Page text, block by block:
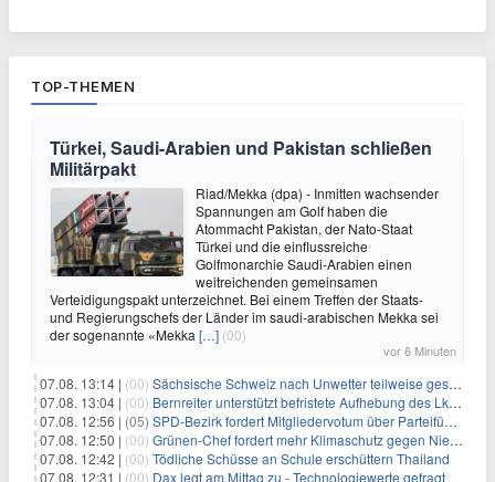
TOP-THEMEN
Türkei, Saudi-Arabien und Pakistan schließen
Militärpakt
Riad/Mekka (dpa) - Inmitten wachsender
Spannungen am Golf haben die
Atommacht Pakistan, der Nato-Staat
Türkei und die einflussreiche
Golfmonarchie Saudi-Arabien einen
weitreichenden gemeinsamen
Verteidigungspakt unterzeichnet. Bei einem Treffen der Staats-
und Regierungschefs der Länder im saudi-arabischen Mekka sei
der sogenannte «Mekka […] (00)
vor 6 Minuten
07.08. 13:14 | (00) Sächsische Schweiz nach Unwetter teilweise gesperrt
07.08. 13:04 | (00) Bernreiter unterstützt befristete Aufhebung des Lkw-Fahrverbots
07.08. 12:56 | (05) SPD-Bezirk fordert Mitgliedervotum über Parteiführung
07.08. 12:50 | (00) Grünen-Chef fordert mehr Klimaschutz gegen Niedrigwasser
07.08. 12:42 | (00) Tödliche Schüsse an Schule erschüttern Thailand
07.08. 12:31 | (00) Dax legt am Mittag zu - Technologiewerte gefragt